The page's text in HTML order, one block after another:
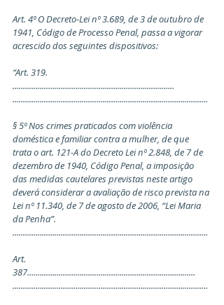
Art. 4º O Decreto-Lei nº 3.689, de 3 de outubro de
1941, Código de Processo Penal, passa a vigorar
acrescido dos seguintes dispositivos:
“Art. 319.
.............................................................................
.............................................................................................
§ 5º Nos crimes praticados com violência
doméstica e familiar contra a mulher, de que
trata o art. 121-A do Decreto Lei nº 2.848, de 7 de
dezembro de 1940, Código Penal, a imposição
das medidas cautelares previstas neste artigo
deverá considerar a avaliação de risco prevista na
Lei nº 11.340, de 7 de agosto de 2006, “Lei Maria
da Penha”.
.............................................................................................
Art.
387................................................................................
.............................................................................................